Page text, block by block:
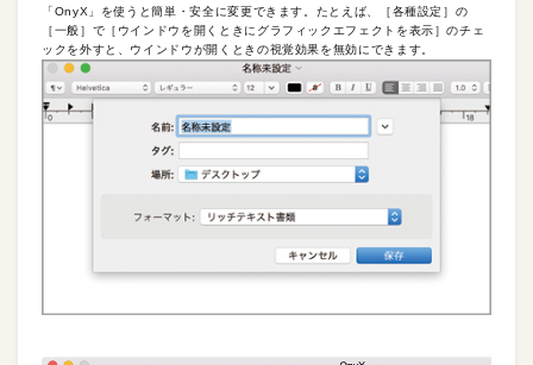
「OnyX」を使うと簡単・安全に変更できます。たとえば、［各種設定］の
［一般］で［ウインドウを開くときにグラフィックエフェクトを表示］のチェ
ックを外すと、ウインドウが開くときの視覚効果を無効にできます。